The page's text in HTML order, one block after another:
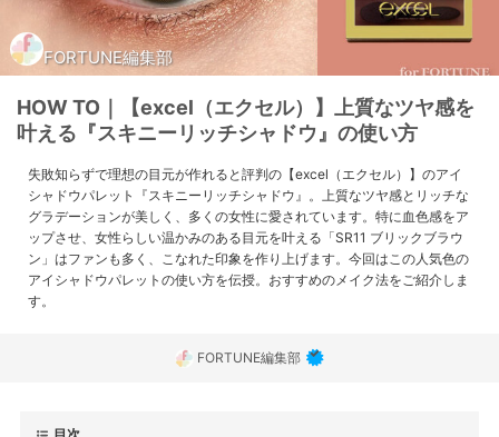
FORTUNE編集部
HOW TO｜【excel（エクセル）】上質なツヤ感を
叶える『スキニーリッチシャドウ』の使い方
失敗知らずで理想の目元が作れると評判の【excel（エクセル）】のアイ
シャドウパレット『スキニーリッチシャドウ』。上質なツヤ感とリッチな
グラデーションが美しく、多くの女性に愛されています。特に血色感をア
ップさせ、女性らしい温かみのある目元を叶える「SR11 ブリックブラウ
ン」はファンも多く、こなれた印象を作り上げます。今回はこの人気色の
アイシャドウパレットの使い方を伝授。おすすめのメイク法をご紹介しま
す。
FORTUNE編集部